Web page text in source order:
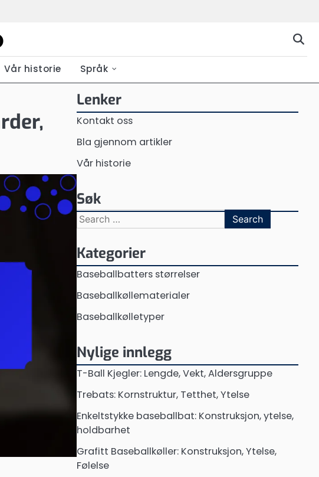
Vår historie Språk
Lenker
Kontakt oss
Bla gjennom artikler
Vår historie
Søk
Search
for:
Kategorier
Baseballbatters størrelser
Baseballkøllematerialer
Baseballkølletyper
Nylige innlegg
T-Ball Kjegler: Lengde, Vekt, Aldersgruppe
Trebats: Kornstruktur, Tetthet, Ytelse
Enkeltstykke baseballbat: Konstruksjon, ytelse,
holdbarhet
Grafitt Baseballkøller: Konstruksjon, Ytelse,
Følelse